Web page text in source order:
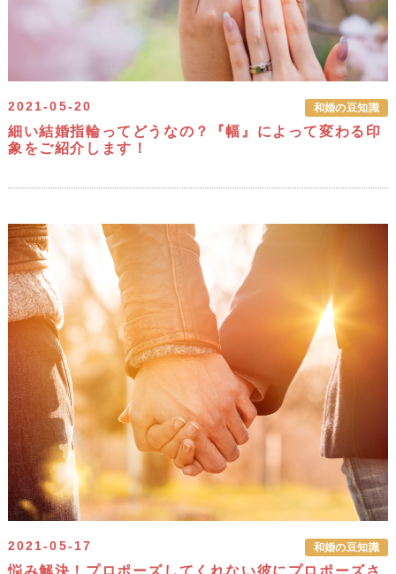
2021-05-20 和婚の豆知識
細い結婚指輪ってどうなの？『幅』によって変わる印
象をご紹介します！
2021-05-17 和婚の豆知識
悩み解決！プロポーズしてくれない彼にプロポーズさ